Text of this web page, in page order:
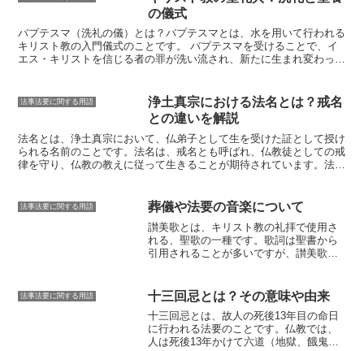
ます。
ましたが」など、その季節に合った言葉を使います。欠席の理由は、
仕事や病気、冠婚葬祭などが一般的です。香典の有無については、香
典を送る場合は「粗品ながら香典を同封いたしました」と記載し、香
典を送らない場合は「香典は辞退させていただけますと幸いです」と
記載します。結びの言葉は、「略儀ながら書中をもってご挨拶申し上
の儀式
バプテスマ（洗礼の儀）とは？バプテスマとは、水を用いて行われる
キリスト教の入門儀式のことです。
バプテスマを受けることで、イ
エス・キリストを信じる者の罪が洗い流され、新たに生まれ変わった
テスマの具体的なやり方は、教派によって異なります。カトリック
教会では、幼児洗礼が一般的です。これは、子どもがまだ罪を犯す前
の無垢な状態で洗礼を受けることで、将来罪を犯してもその罪が赦さ
れるようにするためです。プロテスタント教会では、成人洗礼が一般
的です。これは、人がイエス・キリストを信じることを決意し、自ら
進んで洗礼を受けることを意味しています。バプテスマの意義は、教
教会では、バプテスマはイエス・キリストへの信仰の告白であり、新
しい人生の始まりとされています。
法事法要に関する用語
浄土真宗における法名とは？戒名
との違いを解説
法名とは、浄土真宗において、仏弟子として生を受けた証として授け
られる名前のことです。法名は、戒名とも呼ばれ、仏教徒としての戒
律を守り、仏教の教えに従って生きることが期待されています。法名
名は、浄土真宗以外の仏教宗派でも使用されることがあるのに対し、
法名は浄土真宗特有の名称です。浄土真宗では、法名を授かること
で、阿弥陀仏の弟子となり、浄土（極楽浄土）に往生することを目指
す信仰生活が始まるとされています。
法事法要に関する用語 葬儀や法要の音楽について
讃美歌とは、キリスト教の礼拝で使用さ
れる、聖歌の一種です。歌詞は聖書から
引用されることが多いですが、讃美歌の
われます。また、礼拝の雰囲気を盛り上
げる役割もあります。讃美歌は、一般的
には、教会で歌われますが、家庭や学校
でも歌われることがあります。讃美歌
は、信徒の信仰を深め、神との交流を深
法事法要に関する用語 十三回忌とは？その意味や由来
十三回忌とは、故人の死後13年目の命日
に行われる法要のことです。仏教では、
人は死後13年かけて六道（地獄、餓鬼、